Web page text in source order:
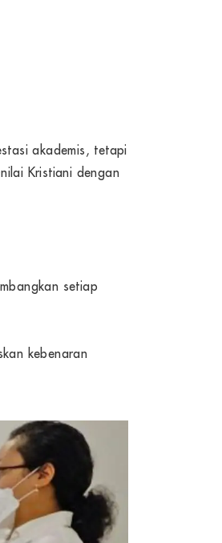
akademis, tetapi
Kristiani dengan
setiap
kebenaran